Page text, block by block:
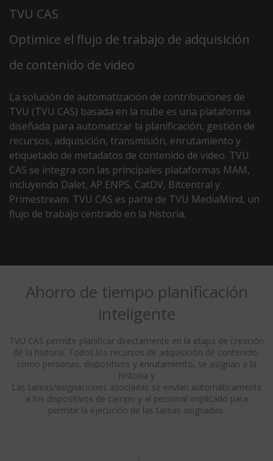
TVU CAS
Optimice el flujo de trabajo de adquisición
de contenido de video
La solución de automatización de contribuciones de
TVU (TVU CAS) basada en la nube es una plataforma
diseñada para automatizar la planificación, gestión de
recursos, adquisición, transmisión, enrutamiento y
etiquetado de metadatos de contenido de video. TVU
CAS se integra con las principales plataformas MAM,
incluyendo Dalet, AP ENPS, CatDV, Bitcentral y
Primestream. TVU CAS es parte de TVU MediaMind, un
flujo de trabajo centrado en la historia.
Ahorro de tiempo planificación
inteligente
TVU CAS permite planificar directamente en la etapa de creación
de la historia. Todos los recursos de adquisición de contenido,
como personas, dispositivos y enrutamiento, se asignan a la
historia y
Las tareas/asignaciones asociadas se envían automáticamente
a los dispositivos de campo y al personal implicado para
permitir la ejecución de las tareas asignadas.